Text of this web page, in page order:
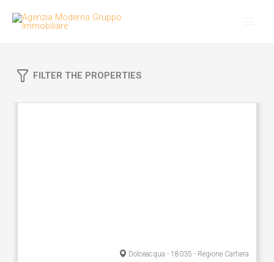
FILTER THE PROPERTIES
Dolceacqua - 18035 - Regione Cartiera